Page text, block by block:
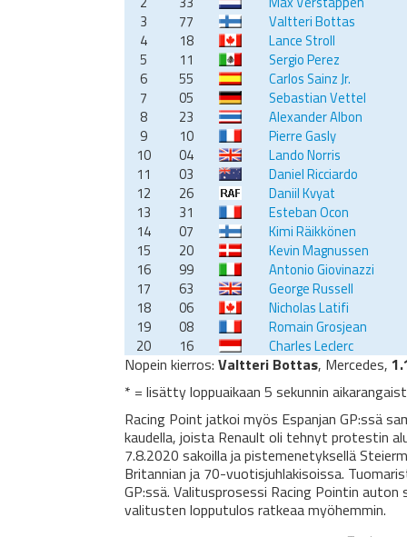
3
77 Valtteri Bottas
4
18 Lance Stroll
5
11 Sergio Perez
6
55 Carlos Sainz Jr.
7
05 Sebastian Vettel
8
23 Alexander Albon
9
10 Pierre Gasly
10
04 Lando Norris
11
03 Daniel Ricciardo
12
26 Daniil Kvyat
13
31 Esteban Ocon
14
07 Kimi Räikkönen
15
20 Kevin Magnussen
16
99 Antonio Giovinazzi
17
63 George Russell
18
06 Nicholas Latifi
19
08 Romain Grosjean
20
16 Charles Leclerc
Nopein kierros: Valtteri Bottas, Mercedes,
* = lisätty loppuaikaan 5 sekunnin
Racing Point jatkoi myös Espanjan GP:ssä
kaudella, joista Renault oli tehnyt protestin
7.8.2020 sakoilla ja pistemenetyksellä
Britannian ja 70-vuotisjuhlakisoissa.
GP:ssä. Valitusprosessi Racing Pointin
valitusten lopputulos ratkeaa myöhemmin.